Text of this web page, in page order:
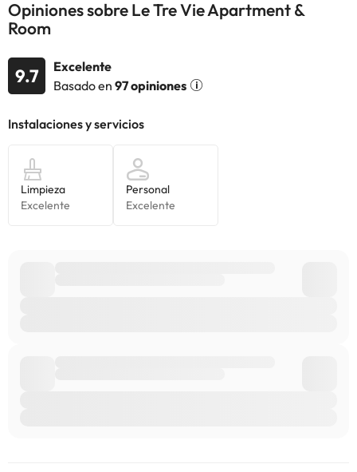
información de esta ficha está sujeta a cambios por parte del
alojamiento. Si tienes dudas, contáctanos.
Opiniones sobre Le Tre Vie Apartment &
Room
9.7
Excelente
Basado en 97 opiniones